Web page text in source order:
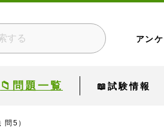
アン
📁問題一覧 📖試験情報
問5）